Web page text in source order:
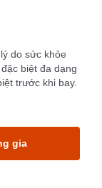
do sức khỏe
biệt đa dạng
trước khi bay.
gia